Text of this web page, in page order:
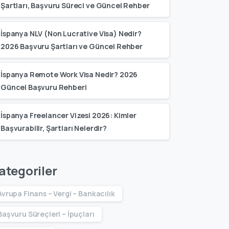
Şartları, Başvuru Süreci ve Güncel Rehber
İspanya NLV (Non Lucrative Visa) Nedir?
2026 Başvuru Şartları ve Güncel Rehber
İspanya Remote Work Visa Nedir? 2026
Güncel Başvuru Rehberi
İspanya Freelancer Vizesi 2026: Kimler
Başvurabilir, Şartları Nelerdir?
Finans – Vergi – Bankacılık
Süreçleri – İpuçları